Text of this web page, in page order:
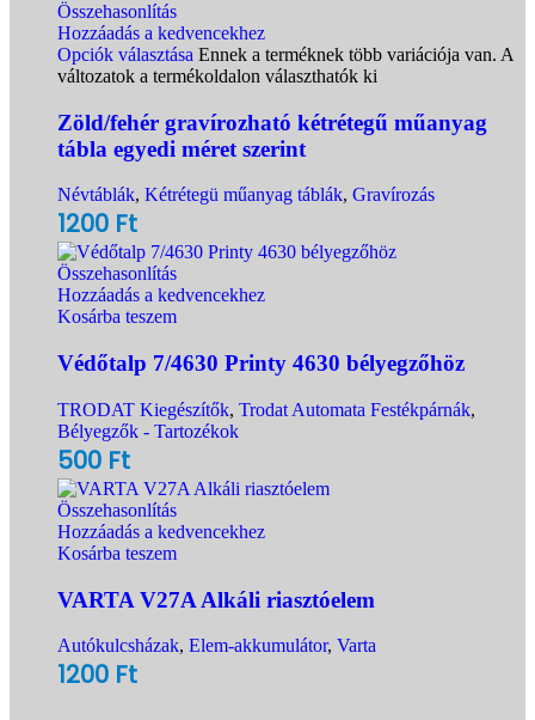
Összehasonlítás
Hozzáadás a kedvencekhez
Opciók választása Ennek a terméknek több variációja van. A
változatok a termékoldalon választhatók ki
Zöld/fehér gravírozható kétrétegű műanyag
tábla egyedi méret szerint
Névtáblák, Kétrétegü műanyag táblák, Gravírozás
1200 Ft
Összehasonlítás
Hozzáadás a kedvencekhez
Kosárba teszem
Védőtalp 7/4630 Printy 4630 bélyegzőhöz
TRODAT Kiegészítők, Trodat Automata Festékpárnák,
Bélyegzők - Tartozékok
500 Ft
Összehasonlítás
Hozzáadás a kedvencekhez
Kosárba teszem
VARTA V27A Alkáli riasztóelem
Autókulcsházak, Elem-akkumulátor, Varta
1200 Ft